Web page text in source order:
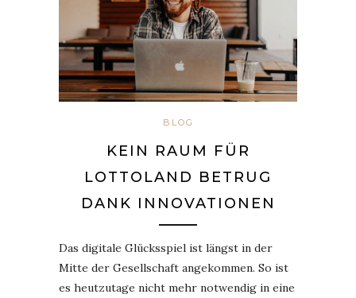
BLOG
KEIN RAUM FÜR
LOTTOLAND BETRUG
DANK INNOVATIONEN
Das digitale Glücksspiel ist längst in der
Mitte der Gesellschaft angekommen. So ist
es heutzutage nicht mehr notwendig in eine